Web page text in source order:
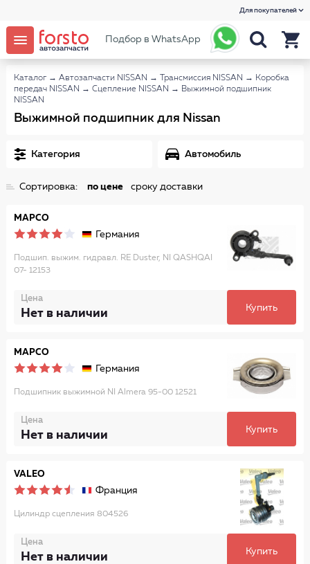
Для покупателей
Подбор в WhatsApp
Каталог → Автозапчасти NISSAN → Трансмиссия NISSAN → Коробка
передач NISSAN → Сцепление NISSAN → Выжимной подшипник
NISSAN
Выжимной подшипник для Nissan
Категория Автомобиль
Сортировка: по цене сроку доставки
MAPCO
Германия
Подшип. выжим. гидравл. RE Duster, NI QASHQAI
07- 12153
Цена
Нет в наличии Купить
MAPCO
Германия
Подшипник выжимной NI Almera 95-00 12521
Цена
Нет в наличии Купить
VALEO
Франция
Цилиндр сцепления 804526
Цена
Нет в наличии Купить